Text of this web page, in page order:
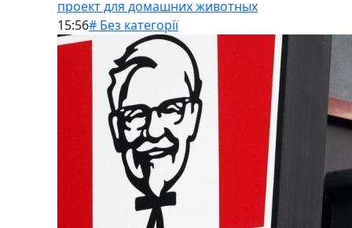
проект для домашних животных
15:56# Без категорії